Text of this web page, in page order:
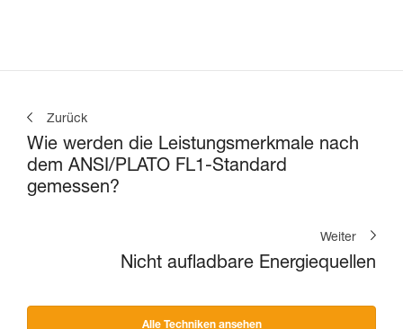
Zurück
Wie werden die Leistungsmerkmale nach
dem ANSI/PLATO FL1-Standard
gemessen?
Weiter
Nicht aufladbare Energiequellen
Alle Techniken ansehen